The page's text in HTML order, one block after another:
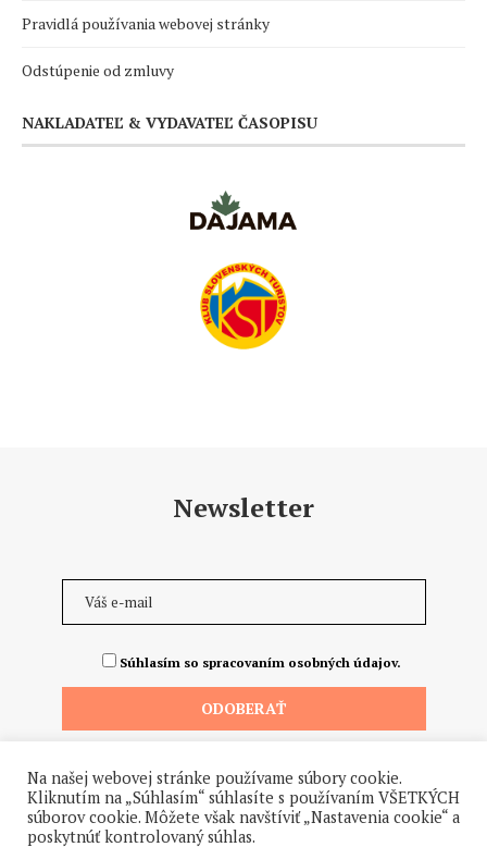
Pravidlá používania webovej stránky
Odstúpenie od zmluvy
NAKLADATEĽ & VYDAVATEĽ ČASOPISU
Newsletter
Súhlasím so spracovaním osobných údajov.
Na našej webovej stránke používame súbory cookie.
Kliknutím na „Súhlasím“ súhlasíte s používaním VŠETKÝCH
súborov cookie. Môžete však navštíviť „Nastavenia cookie“ a
poskytnúť kontrolovaný súhlas.